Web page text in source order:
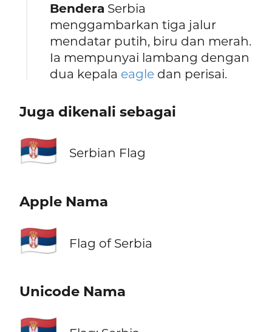
Bendera Serbia
menggambarkan tiga jalur
mendatar putih, biru dan merah.
Ia mempunyai lambang dengan
dua kepala eagle dan perisai.
Juga dikenali sebagai
🇷🇸 Serbian Flag
Apple Nama
🇷🇸 Flag of Serbia
Unicode Nama